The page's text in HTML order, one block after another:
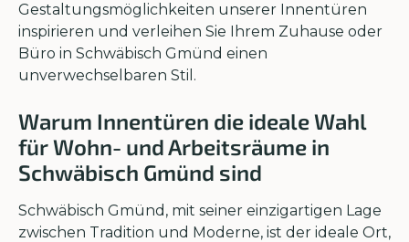
Gestaltungsmöglichkeiten unserer Innentüren
inspirieren und verleihen Sie Ihrem Zuhause oder
Büro in Schwäbisch Gmünd einen
unverwechselbaren Stil.
Warum Innentüren die ideale Wahl
für Wohn- und Arbeitsräume in
Schwäbisch Gmünd sind
Schwäbisch Gmünd, mit seiner einzigartigen Lage
zwischen Tradition und Moderne, ist der ideale Ort,